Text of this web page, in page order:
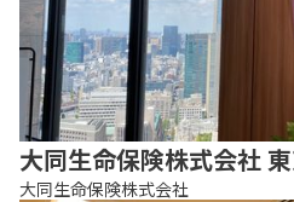
大同生命保険株式会社
大同生命保険株式会社